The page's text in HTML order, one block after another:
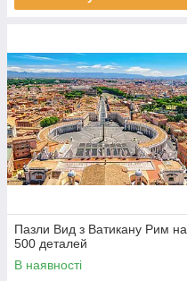
Пазли Вид з Ватикану Рим на
500 деталей
В наявності